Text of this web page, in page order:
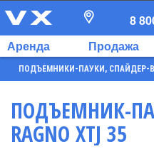
Аренда Продажа
8
ПОДЪЕМНИКИ-ПАУКИ, СПАЙДЕР-
ПОДЪЕМНИК-
RAGNO XTJ 35